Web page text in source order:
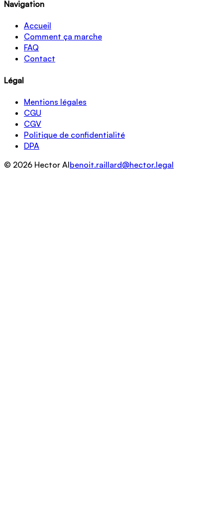
Navigation
Accueil
Comment ça marche
FAQ
Contact
Légal
Mentions légales
CGU
CGV
Politique de confidentialité
DPA
© 2026 Hector AIbenoit.raillard@hector.legal